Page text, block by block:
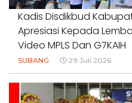
Kadis Disdikbud
Apresiasi Kepada
Video MPLS Dan G7KAIH
SUBANG 29 Juli 2026